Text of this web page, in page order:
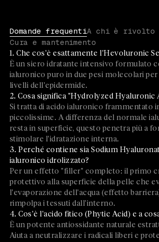
Domande frequentiA chi è rivolto
Cura e mantenimento
1. Che cos'è esattamente l'Hevoluronic
È un siero idratante intensivo formulato
ialuronico puro in due pesi molecolari per
livelli dell'epidermide.
2. Cosa significa "Hydrolyzed Hyaluronic
Si tratta di acido ialuronico frammentato
piccolissime. A differenza del normale
resta in superficie, questo penetra più a
stimolare l'idratazione interna.
3. Perché contiene sia Sodium
ialuronico idrolizzato?
Per un effetto "filler" completo: il primo
protettivo alla superficie della pelle che
l'evaporazione dell'acqua (effetto
rimpolpa i tessuti dall'interno.
4. Cos'è l'acido fitico (Phytic Acid) e a
È un potente antiossidante naturale
Aiuta a neutralizzare i radicali liberi e